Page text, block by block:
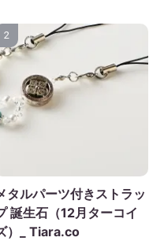
2
タルパーツ付きストラッ
誕生石（12月ターコイ
）_ Tiara.co